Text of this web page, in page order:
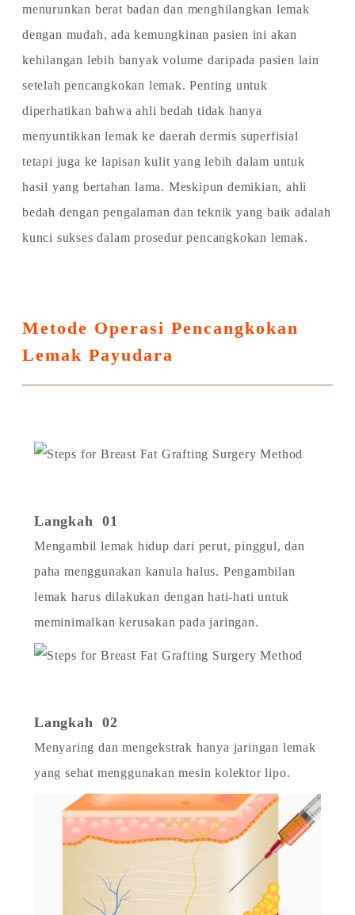
menurunkan berat badan dan menghilangkan lemak
dengan mudah, ada kemungkinan pasien ini akan
kehilangan lebih banyak volume daripada pasien lain
setelah pencangkokan lemak. Penting untuk
diperhatikan bahwa ahli bedah tidak hanya
menyuntikkan lemak ke daerah dermis superfisial
tetapi juga ke lapisan kulit yang lebih dalam untuk
hasil yang bertahan lama. Meskipun demikian, ahli
bedah dengan pengalaman dan teknik yang baik adalah
kunci sukses dalam prosedur pencangkokan lemak.
Metode Operasi Pencangkokan
Lemak Payudara
Langkah 01
Mengambil lemak hidup dari perut, pinggul, dan
paha menggunakan kanula halus. Pengambilan
lemak harus dilakukan dengan hati-hati untuk
meminimalkan kerusakan pada jaringan.
Langkah 02
Menyaring dan mengekstrak hanya jaringan lemak
yang sehat menggunakan mesin kolektor lipo.